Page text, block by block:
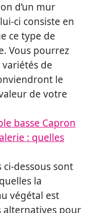
d’un mur
ci consiste en
ce type de
Vous pourrez
de
le
de votre
basse Capron
: quelles
ci-dessous sont
la
végétal est
alternatives pour